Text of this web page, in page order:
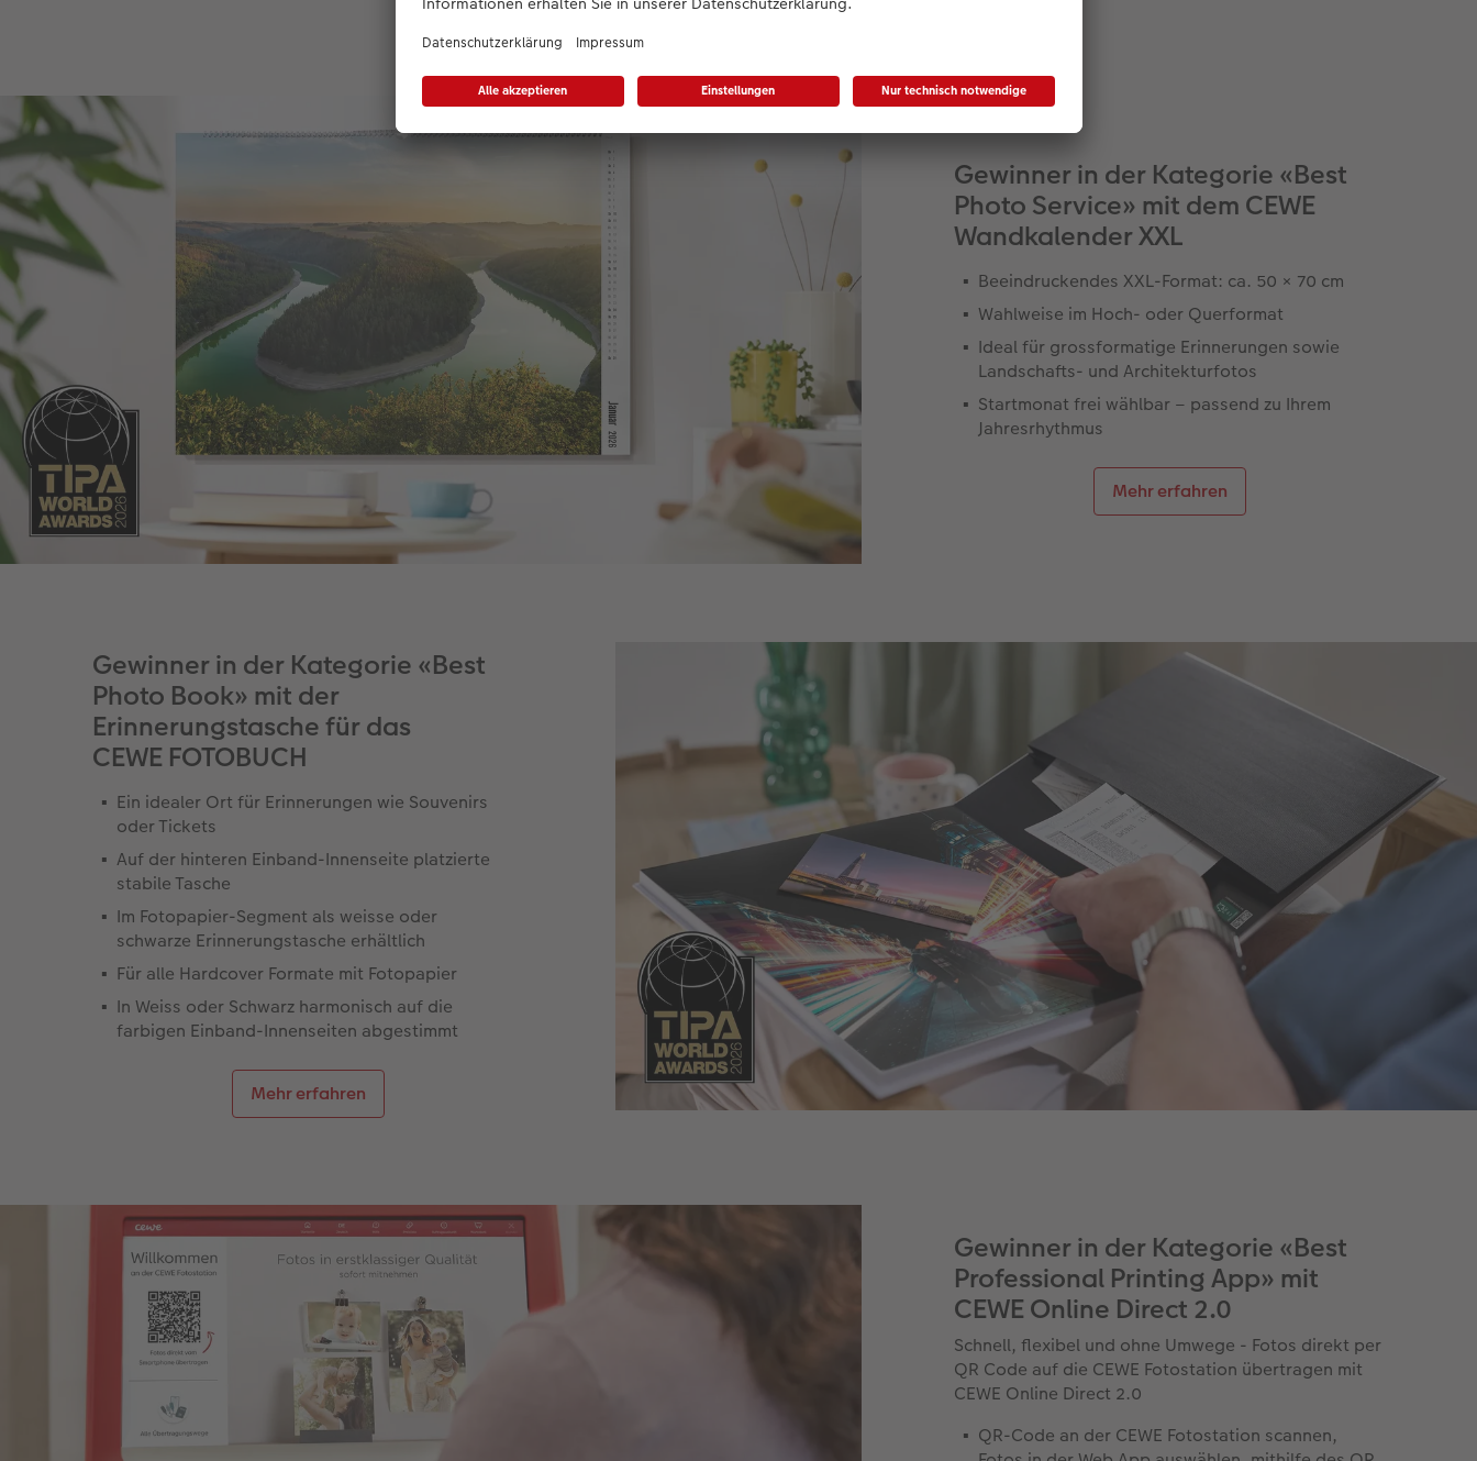
TIPA Awards 2026
Gewinner in der Kategorie «Best
Photo Service» mit dem CEWE
Wandkalender XXL
Beeindruckendes XXL-Format: ca. 50 × 70 cm
Wahlweise im Hoch- oder Querformat
Ideal für grossformatige Erinnerungen sowie
Landschafts- und Architekturfotos
Startmonat frei wählbar – passend zu Ihrem
Jahresrhythmus
Mehr erfahren
Gewinner in der Kategorie «Best
Photo Book» mit der
Erinnerungstasche für das
CEWE FOTOBUCH
Ein idealer Ort für Erinnerungen wie Souvenirs
oder Tickets
Auf der hinteren Einband-Innenseite platzierte
stabile Tasche
Im Fotopapier-Segment als weisse oder
schwarze Erinnerungstasche erhältlich
Für alle Hardcover Formate mit Fotopapier
In Weiss oder Schwarz harmonisch auf die
farbigen Einband-Innenseiten abgestimmt
Mehr erfahren
Gewinner in der Kategorie «Best
Professional Printing App» mit
CEWE Online Direct 2.0
Schnell, flexibel und ohne Umwege - Fotos direkt per
QR Code auf die CEWE Fotostation übertragen mit
CEWE Online Direct 2.0
QR-Code an der CEWE Fotostation scannen,